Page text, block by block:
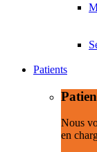
Patients
Nous
en